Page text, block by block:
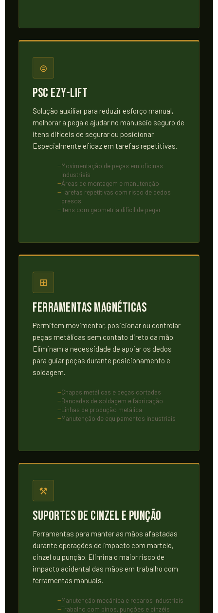
⊜
PSC Ezy-Lift
Solução auxiliar para reduzir esforço manual,
melhorar a pega e ajudar no manuseio seguro de
itens difíceis de segurar ou posicionar.
Especialmente eficaz em tarefas repetitivas.
Movimentação de peças em oficinas
industriais
Áreas de montagem e manutenção
Tarefas repetitivas com risco de dedos
presos
Itens com geometria difícil de pegar
⊞
Ferramentas Magnéticas
Permitem movimentar, posicionar ou controlar
peças metálicas sem contato direto da mão.
Eliminam a necessidade de apoiar os dedos
para guiar peças durante posicionamento e
soldagem.
Chapas metálicas e peças cortadas
Bancadas de soldagem e fabricação
Linhas de produção metálica
Manutenção de equipamentos industriais
⚒
Suportes de Cinzel e Punção
Ferramentas para manter as mãos afastadas
durante operações de impacto com martelo,
cinzel ou punção. Elimina o maior risco de
impacto acidental das mãos em trabalho com
ferramentas manuais.
Manutenção mecânica e reparos industriais
Trabalho com pinos, punções e cinzéis